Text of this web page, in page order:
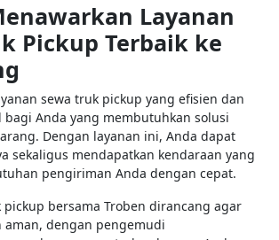
Layanan
Pickup Terbaik ke
sewa truk pickup yang efisien dan
Anda yang membutuhkan solusi
Dengan layanan ini, Anda dapat
sekaligus mendapatkan kendaraan yang
pengiriman Anda dengan cepat.
pickup bersama Troben dirancang agar
dengan pengemudi